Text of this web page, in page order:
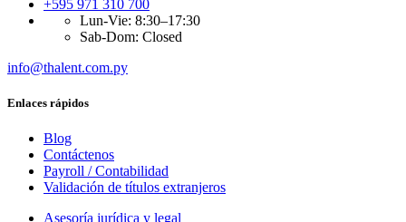
+595 971 310 700
Lun-Vie: 8:30–17:30
Sab-Dom: Closed
info@thalent.com.py
Enlaces rápidos
Blog
Contáctenos
Payroll / Contabilidad
Validación de títulos extranjeros
Asesoría jurídica y legal